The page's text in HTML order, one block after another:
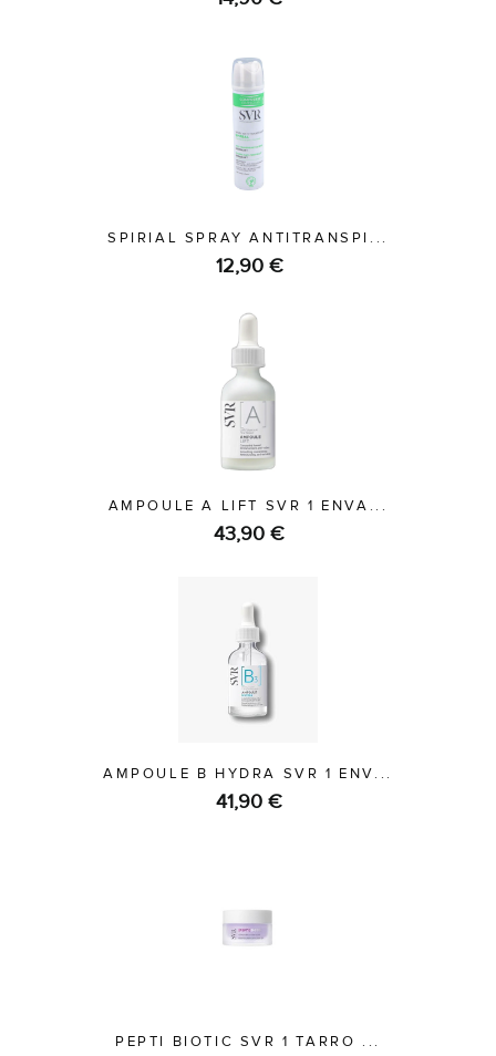
SPIRIAL SPRAY ANTITRANSPI...
12,90 €
AMPOULE A LIFT SVR 1 ENVA...
43,90 €
AMPOULE B HYDRA SVR 1 ENV...
41,90 €
PEPTI BIOTIC SVR 1 TARRO ...